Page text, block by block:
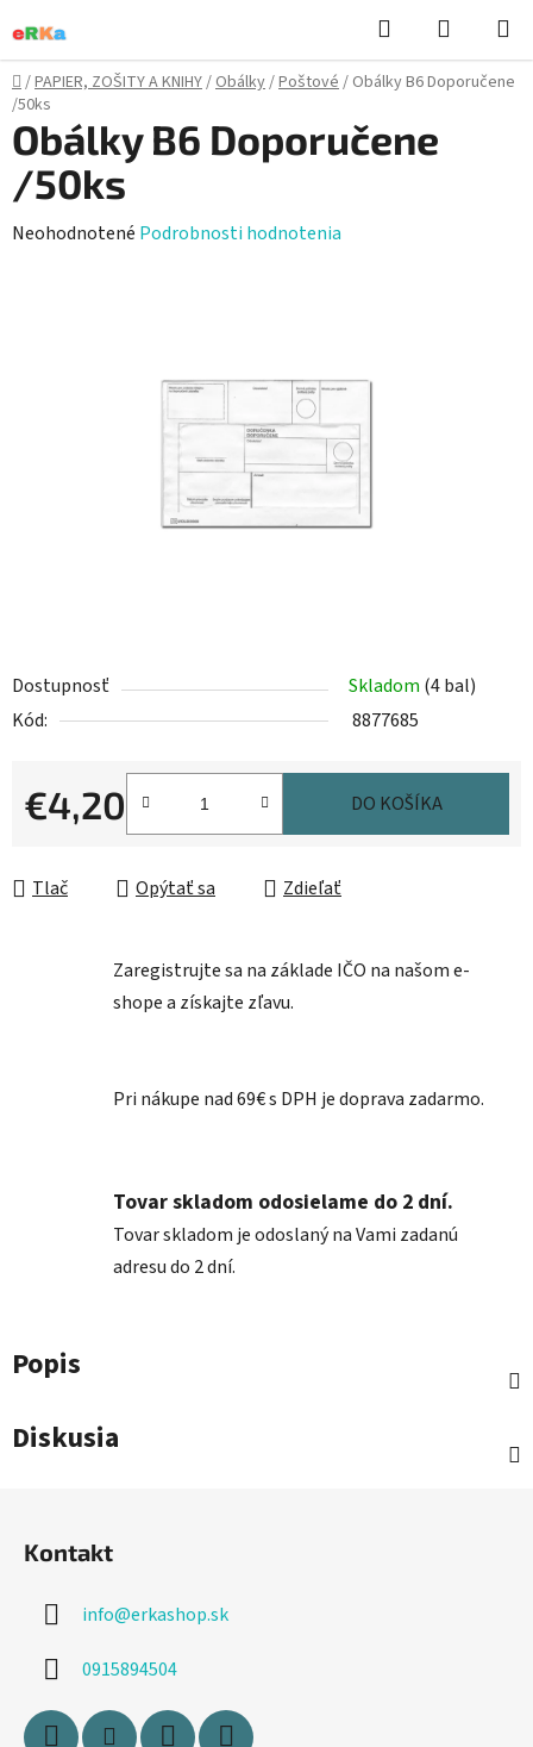
na
obsah
Hľadať
KOŠÍK
Domov
/PAPIER, ZOŠITY A KNIHY/Obálky/Poštové/ Obálky B6 Doporučene
/50ks
Dostupnosť Skladom (4 bal)
Kód:
8877685
€4,20
Jednotková cena:
DO KOŠÍKA
Tlač Opýtať sa Zdieľať
Obálky B6 Doporučene
/50ks
Priemerné
Neohodnotené Podrobnosti hodnotenia
Zaregistrujte sa na základe IČO na našom e-
shope a získajte zľavu.
Pri nákupe nad 69€ s DPH je doprava zadarmo.
Tovar skladom odosielame do 2 dní.
Tovar skladom je odoslaný na Vami zadanú
adresu do 2 dní.
Popis
Diskusia
Kontakt
info@erkashop.sk
0915894504